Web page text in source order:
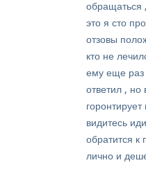
обращаться
это я сто
отзовы
кто не
ему еще раз
ответил , но
видитесь
обратится к
лично и